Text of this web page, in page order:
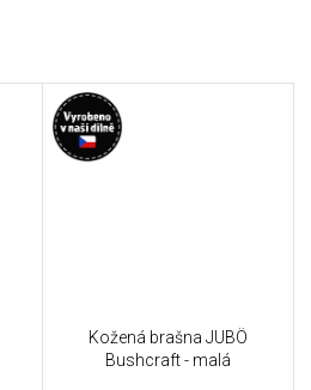
Kožená brašna JUBÖ
Bushcraft - malá